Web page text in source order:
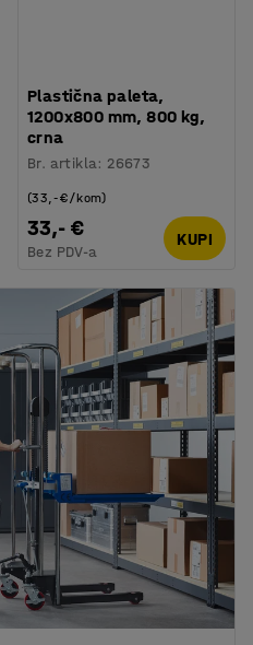
Plastična paleta,
1200x800 mm, 800 kg,
crna
Br. artikla: 26673
33,- €
(33,- €/kom)
Bez PDV-a
KUPI